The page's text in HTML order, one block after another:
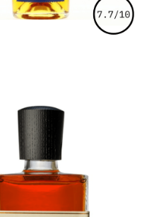
€59,00